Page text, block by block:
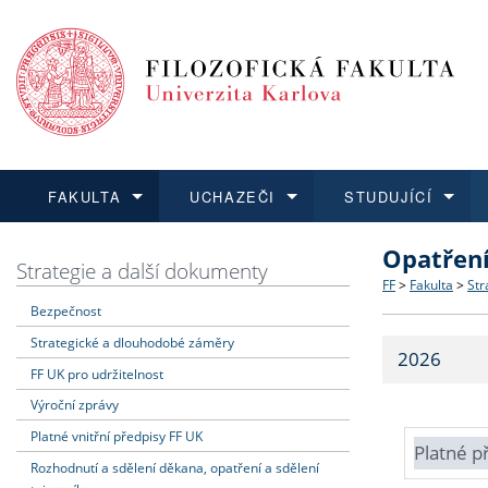
FAKULTA
Dozvědět se více
Struktura
Strategie
Fakultní
UCHAZEČI
Podat přihlášku
Co
Učitelské
STUDUJÍCÍ
Dozvědět se více
Dozvědět se více
O vědě a
Dozvědět se více
Aktuální
Strategie a další dokumenty
Bezpečnost
Strategické a dlouhodobé záměry
FF UK pro udržitelnost
Výroční zprávy
Platné vnitřní předpisy FF UK
Rozhodnutí a sdělení děkana, opatření a sdělení
FF > Fakulta >
2026
Platné